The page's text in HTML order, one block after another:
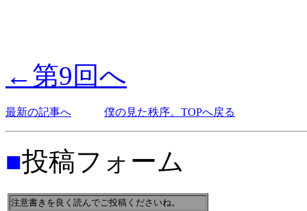
←第9回へ
最新の記事へ 僕の見た秩序。TOPへ戻る
■投稿フォーム
注意書きを良く読んでご投稿くださいね。